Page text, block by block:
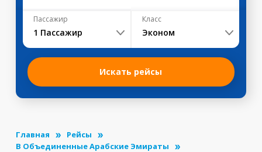
Пассажир
1 Пассажир
Класс
Эконом
Искать рейсы
Главная
Рейсы
В Объединенные Арабские Эмираты